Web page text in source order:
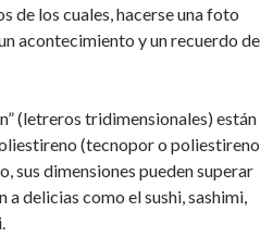
de los cuales, hacerse una foto
acontecimiento y un recuerdo de
(letreros tridimensionales) están
(tecnopor o poliestireno
sus dimensiones pueden superar
delicias como el sushi, sashimi,